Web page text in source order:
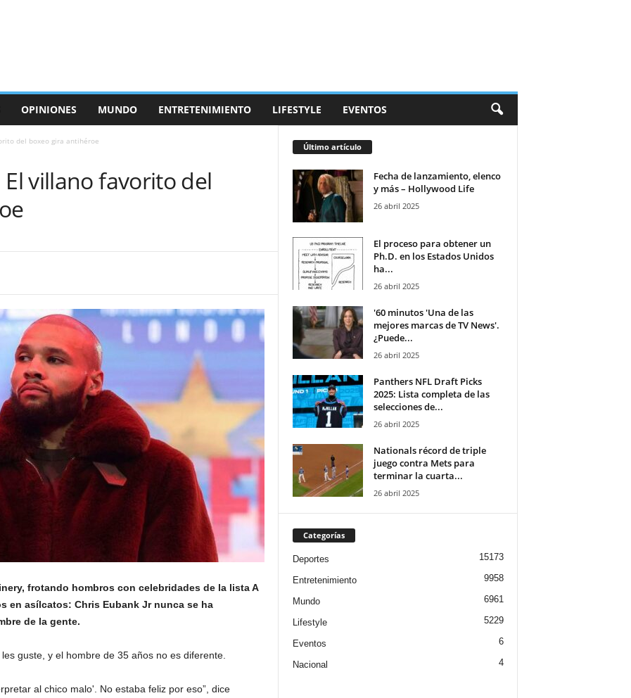
OPINIONES MUNDO ENTRETENIMIENTO LIFESTYLE EVENTOS
del boxeo gira antihéroe
El villano favorito del
frotando hombros con celebridades de la lista A
en asílcatos: Chris Eubank Jr nunca se ha
de la gente.
guste, y el hombre de 35 años no es diferente.
al chico malo'. No estaba feliz por eso”, dice
Último artículo
Fecha de lanzamiento, elenco
y más – Hollywood Life
26 abril 2025
El proceso para obtener un
Ph.D. en los Estados Unidos
ha...
26 abril 2025
'60 minutos 'Una de las
mejores marcas de TV News'.
¿Puede...
26 abril 2025
Panthers NFL Draft Picks
2025: Lista completa de las
selecciones de...
26 abril 2025
Nationals récord de triple
juego contra Mets para
terminar la cuarta...
26 abril 2025
Categorías
Deportes 15173
Entretenimiento 9958
Mundo 6961
Lifestyle 5229
Eventos 6
Nacional 4